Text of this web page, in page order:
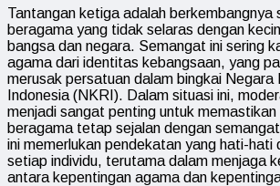
Tantangan ketiga adalah berkembangnya
beragama yang tidak selaras dengan
bangsa dan negara. Semangat ini sering
agama dari identitas kebangsaan, yang
merusak persatuan dalam bingkai Negara
Indonesia (NKRI). Dalam situasi ini,
menjadi sangat penting untuk
beragama tetap sejalan dengan
ini memerlukan pendekatan yang hati-hati
setiap individu, terutama dalam menjaga
antara kepentingan agama dan